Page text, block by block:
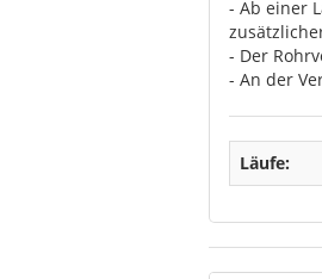
- Ab einer
- Der
- An der
Läufe: